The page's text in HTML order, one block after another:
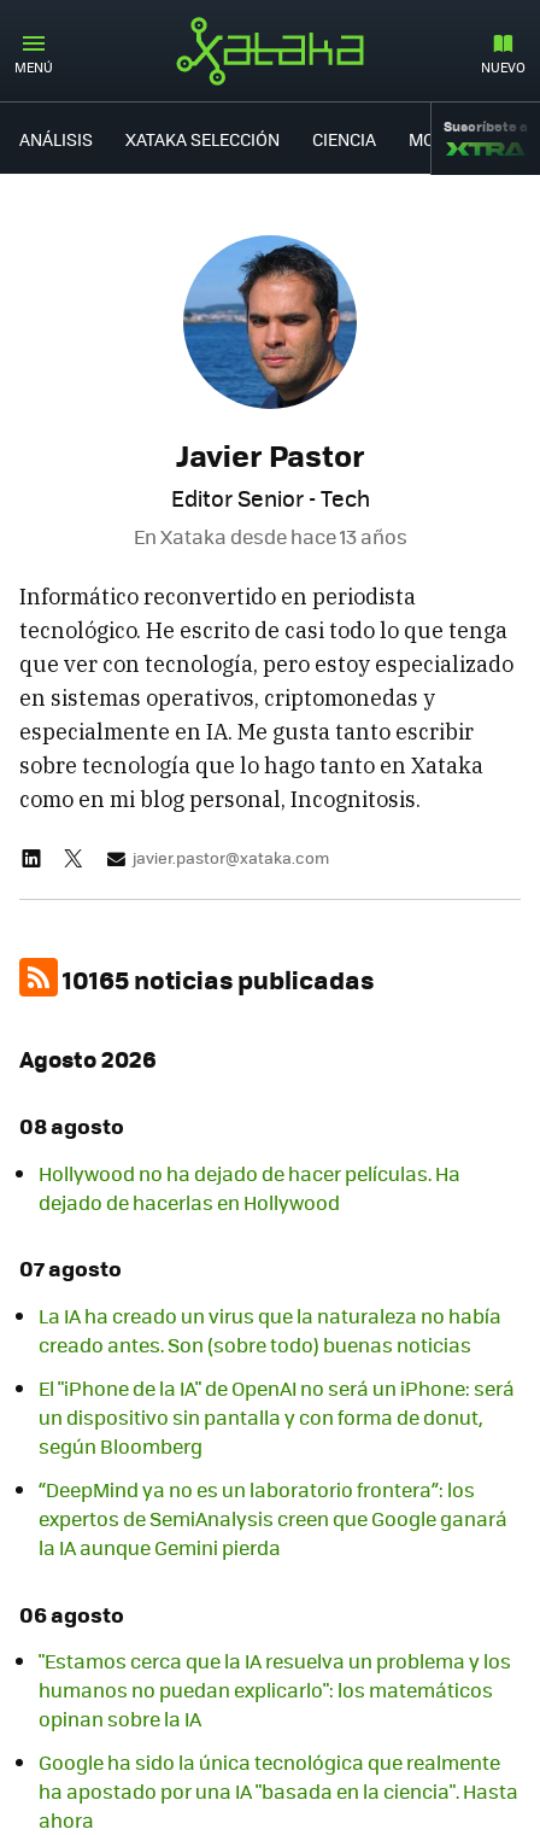
MENÚ NUEVO
ANÁLISIS XATAKA SELECCIÓN CIENCIA MOVILIDAD
Suscríbete a
Javier Pastor
Editor Senior - Tech
En Xataka desdehace 13 años
Informático reconvertido en periodista
tecnológico. He escrito de casi todo lo que tenga
que ver con tecnología, pero estoy especializado
en sistemas operativos, criptomonedas y
especialmente en IA. Me gusta tanto escribir
sobre tecnología que lo hago tanto en Xataka
como en mi blog personal, Incognitosis.
javier.pastor@xataka.com
10165 noticias publicadas
Agosto 2026
08 agosto
Hollywood no ha dejado de hacer películas. Ha
dejado de hacerlas en Hollywood
07 agosto
La IA ha creado un virus que la naturaleza no había
creado antes. Son (sobre todo) buenas noticias
El "iPhone de la IA" de OpenAI no será un iPhone: será
un dispositivo sin pantalla y con forma de donut,
según Bloomberg
“DeepMind ya no es un laboratorio frontera”: los
expertos de SemiAnalysis creen que Google ganará
la IA aunque Gemini pierda
06 agosto
"Estamos cerca que la IA resuelva un problema y los
humanos no puedan explicarlo": los matemáticos
opinan sobre la IA
Google ha sido la única tecnológica que realmente
ha apostado por una IA "basada en la ciencia". Hasta
ahora